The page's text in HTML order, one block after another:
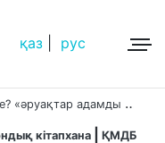
қаз рус
сабыр
кітапхана ҚМДБ